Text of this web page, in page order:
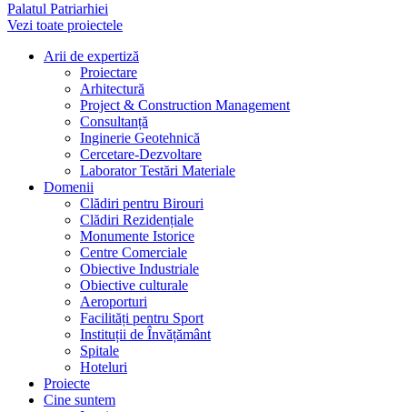
Palatul Patriarhiei
Vezi toate proiectele
Arii de expertiză
Proiectare
Arhitectură
Project & Construction Management
Consultanță
Inginerie Geotehnică
Cercetare-Dezvoltare
Laborator Testări Materiale
Domenii
Clădiri pentru Birouri
Clădiri Rezidențiale
Monumente Istorice
Centre Comerciale
Obiective Industriale
Obiective culturale
Aeroporturi
Facilități pentru Sport
Instituții de Învățământ
Spitale
Hoteluri
Proiecte
Cine suntem